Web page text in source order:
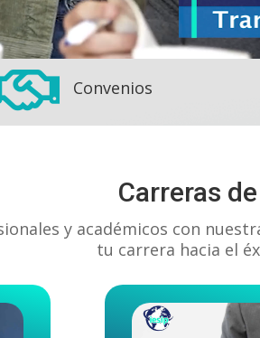
Convenios
Carreras
y académicos con
tu carrera hacia el